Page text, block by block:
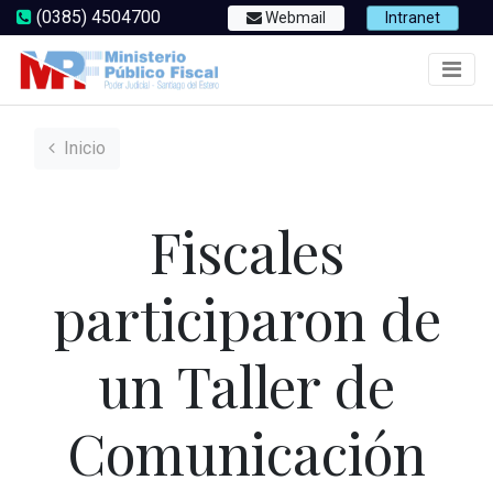
(0385) 4504700 Webmail Intranet
Inicio
Fiscales
participaron de
un Taller de
Comunicación